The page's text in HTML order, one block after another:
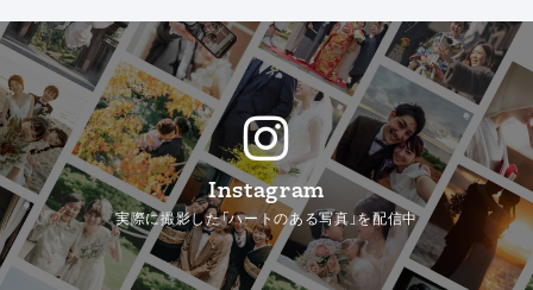
Instagram
実際に撮影した「ハートのある写真」を配信中